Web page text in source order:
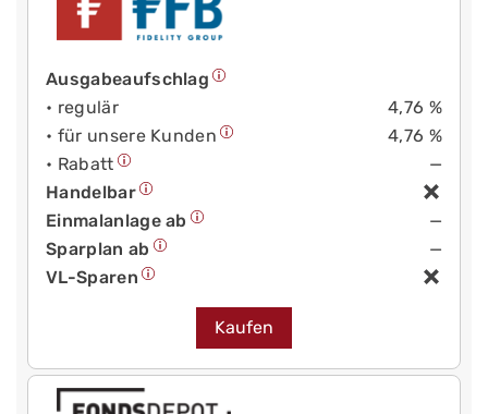
Ausgabeaufschlag
• regulär
4,76 %
• für unsere Kunden
4,76 %
• Rabatt
—
Handelbar
Einmalanlage ab
—
Sparplan ab
—
VL-Sparen
Kaufen